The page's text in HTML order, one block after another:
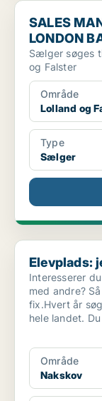
SALES MANAGER
SALES
LONDON
Sælger søges
og Falster
Område
Lolland og
Type
Sælger
Elevplads: jem &
Elevplads:
Interesserer
med andre?
fix.Hvert år
hele landet.
Område
Nakskov